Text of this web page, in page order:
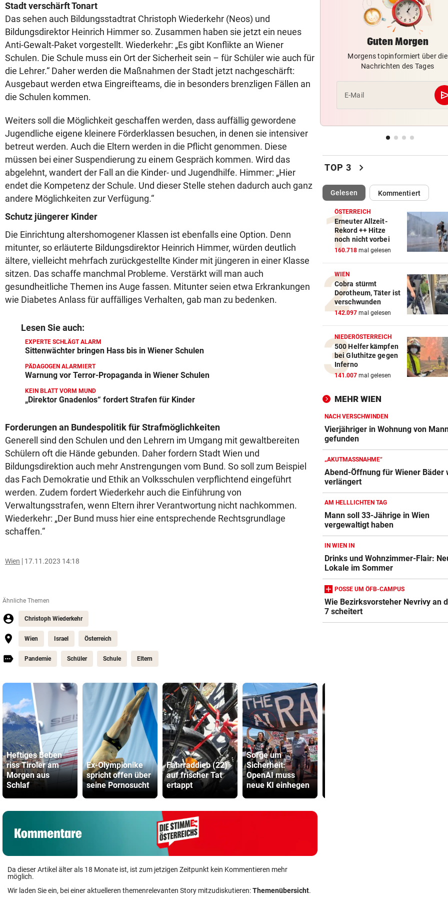
Stadt verschärft Tonart
Das sehen auch Bildungsstadtrat Christoph Wiederkehr (Neos) und
Bildungsdirektor Heinrich Himmer so. Zusammen haben sie jetzt ein neues
Anti-Gewalt-Paket vorgestellt. Wiederkehr: „Es gibt Konflikte an Wiener
Schulen. Die Schule muss ein Ort der Sicherheit sein – für Schüler wie auch für
die Lehrer.“ Daher werden die Maßnahmen der Stadt jetzt nachgeschärft:
Ausgebaut werden etwa Eingreifteams, die in besonders brenzligen Fällen an
die Schulen kommen.
Weiters soll die Möglichkeit geschaffen werden, dass auffällig gewordene
Jugendliche eigene kleinere Förderklassen besuchen, in denen sie intensiver
betreut werden. Auch die Eltern werden in die Pflicht genommen. Diese
müssen bei einer Suspendierung zu einem Gespräch kommen. Wird das
abgelehnt, wandert der Fall an die Kinder- und Jugendhilfe. Himmer: „Hier
endet die Kompetenz der Schule. Und dieser Stelle stehen dadurch auch ganz
andere Möglichkeiten zur Verfügung.“
Schutz jüngerer Kinder
Die Einrichtung altershomogener Klassen ist ebenfalls eine Option. Denn
mitunter, so erläuterte Bildungsdirektor Heinrich Himmer, würden deutlich
ältere, vielleicht mehrfach zurückgestellte Kinder mit jüngeren in einer Klasse
sitzen. Das schaffe manchmal Probleme. Verstärkt will man auch
gesundheitliche Themen ins Auge fassen. Mitunter seien etwa Erkrankungen
wie Diabetes Anlass für auffälliges Verhalten, gab man zu bedenken.
Lesen Sie auch:
EXPERTE SCHLÄGT ALARM
Sittenwächter bringen Hass bis in Wiener Schulen
PÄDAGOGEN ALARMIERT
Warnung vor Terror-Propaganda in Wiener Schulen
KEIN BLATT VORM MUND
„Direktor Gnadenlos“ fordert Strafen für Kinder
Forderungen an Bundespolitik für Strafmöglichkeiten
Generell sind den Schulen und den Lehrern im Umgang mit gewaltbereiten
Schülern oft die Hände gebunden. Daher fordern Stadt Wien und
Bildungsdirektion auch mehr Anstrengungen vom Bund. So soll zum Beispiel
das Fach Demokratie und Ethik an Volksschulen verpflichtend eingeführt
werden. Zudem fordert Wiederkehr auch die Einführung von
Verwaltungsstrafen, wenn Eltern ihrer Verantwortung nicht nachkommen.
Wiederkehr: „Der Bund muss hier eine entsprechende Rechtsgrundlage
schaffen.“
Wien 17.11.2023 14:18
Ähnliche Themen
Christoph Wiederkehr
Wien Israel Österreich
Pandemie Schüler Schule Eltern
Heftiges Beben
riss Tiroler am
Morgen aus
Schlaf
Ex-Olympionike
spricht offen über
seine Pornosucht
Fahrraddieb (22)
auf frischer Tat
ertappt
Sorge um
Sicherheit:
OpenAI muss
neue KI einhegen
Da dieser Artikel älter als 18 Monate ist, ist zum jetzigen Zeitpunkt kein Kommentieren mehr
möglich.
Wir laden Sie ein, bei einer aktuelleren themenrelevanten Story mitzudiskutieren:Themenübersicht.
Diese Krebstherapien
Heilungschancen
UMFRAGE ALARMIEREND
Jeder vierte
abwandern
vor
Wieder in der Klinik: Große
um König Harald
Südkorea entschuldigt sich
Guten Morgen
Morgens topinformiert über die
Nachrichten des Tages
E-Mail
TOP 3 chevron_right
Gelesen(ausgewählt)Kommentiert
ÖSTERREICH
Erneuter Allzeit-
Rekord ++ Hitze
noch nicht vorbei
160.718 mal gelesen
WIEN
Cobra stürmt
Dorotheum, Täter ist
verschwunden
142.097 mal gelesen
NIEDERÖSTERREICH
500 Helfer kämpfen
bei Gluthitze gegen
Inferno
141.007 mal gelesen
MEHR WIEN
NACH VERSCHWINDEN
Vierjähriger in Wohnung von
gefunden
„AKUTMASSNAHME“
Abend-Öffnung für Wiener Bäder
verlängert
AM HELLLICHTEN TAG
Mann soll 33-Jährige in Wien
vergewaltigt haben
IN WIEN IN
Drinks und Wohnzimmer-Flair:
Lokale im Sommer
POSSE UM ÖFB-CAMPUS
Wie Bezirksvorsteher Nevrivy an
7 scheitert